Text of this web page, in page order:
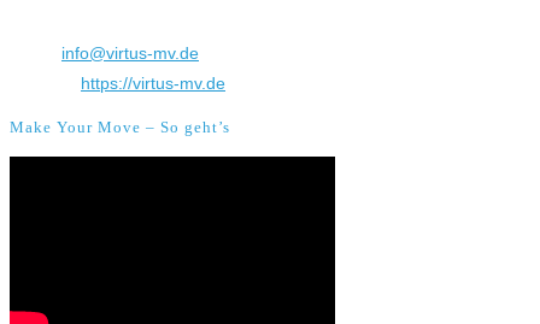
info@virtus-mv.de
https://virtus-mv.de
Make Your Move – So geht’s